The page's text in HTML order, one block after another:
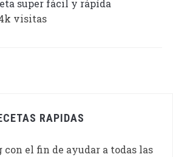
super fácil y rápída
visitas
RAPIDAS
con el fin de ayudar a todas las